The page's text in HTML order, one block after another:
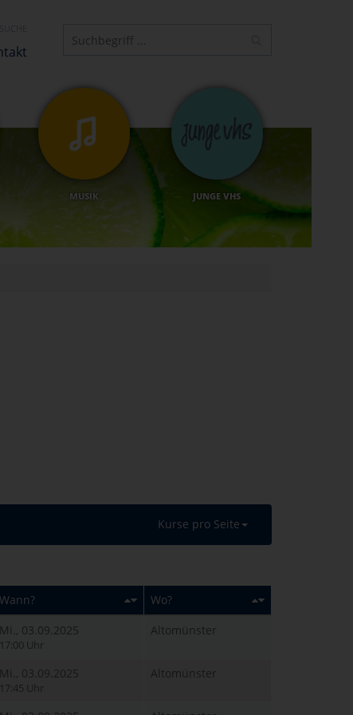
MUSIK JUNGE VHS
Kurse pro Seite
Wann?
Wo?
Mi., 03.09.2025
17:00 Uhr
Altomünster
Mi., 03.09.2025
17:45 Uhr
Altomünster